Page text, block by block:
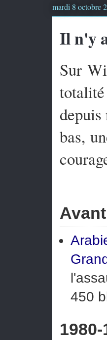
mardi 8 octobre
Il n'y
Sur
bas,
450